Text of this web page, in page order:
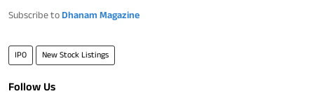
Subscribe to Dhanam Magazine
IPO New Stock Listings
Follow Us